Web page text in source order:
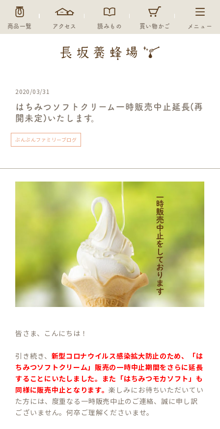
商品一覧 アクセス 読みもの 買い物かご メニュー
2020/03/31
はちみつソフトクリーム一時販売中止延長(再
開未定)いたします。
ぶんぶんファミリーブログ
皆さま、こんにちは！
引き続き、 新型コロナウイルス感染拡大防止のため、「は
ちみつソフトクリーム」販売の一時中止期間をさらに延長
することにいたしました。また「はちみつモカソフト」も
同様に販売中止となります。楽しみにお待ちいただいてい
た方には、度重なる一時販売中止のご連絡、誠に申し訳
ございません。何卒ご理解くださいませ。